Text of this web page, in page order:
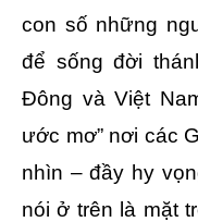
con số những
để sống đời
Đông và Việt
ước mơ” nơi các
nhìn – đầy hy
nói ở trên là mặt